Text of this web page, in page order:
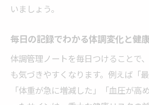
いましょう。
毎日の記録でわかる体調変化と健
体調管理ノートを毎日つけることで
も気づきやすくなります。例えば「
「体重が急に増減した」「血圧が高